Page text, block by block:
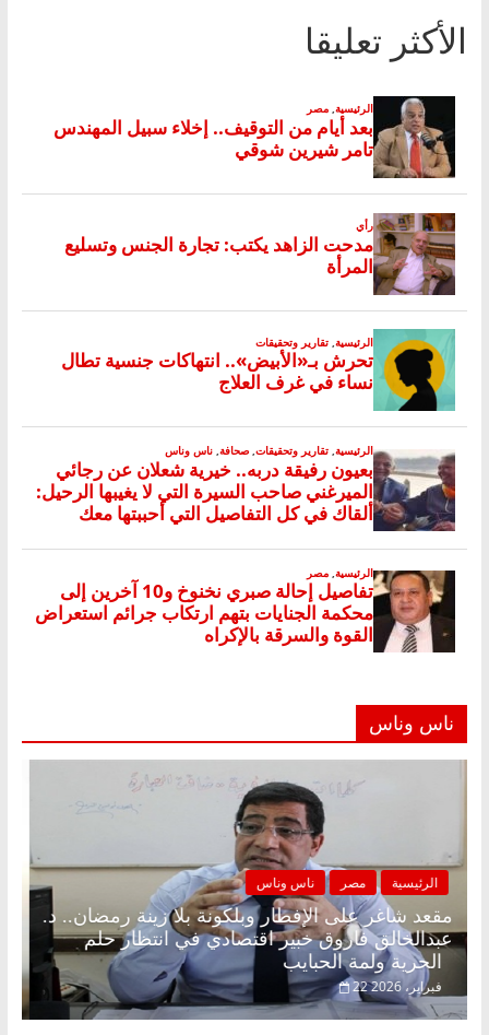
الأكثر تعليقا
ناس وناس
الرئيسية مصر ناس وناس
مقعد شاغر على الإفطار وبلكونة بلا زينة رمضان.. د.
عبدالخالق فاروق خبير اقتصادي في انتظار حلم
الحرية ولمة الحبايب
22 فبراير، 2026